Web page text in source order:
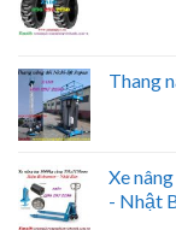
Thang
Xe
- Nhật